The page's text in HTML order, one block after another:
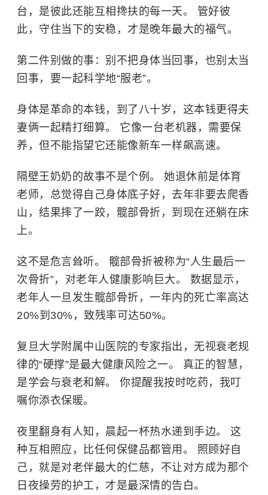
台，是彼此还能互相搀扶的每一天。 管好彼
此，守住当下的安稳，才是晚年最大的福气。
第二件别做的事：别不把身体当回事，也别太当
回事，要一起科学地“服老”。
身体是革命的本钱，到了八十岁，这本钱更得夫
妻俩一起精打细算。 它像一台老机器，需要保
养，但不能指望它还能像新车一样飙高速。
隔壁王奶奶的故事不是个例。 她退休前是体育
老师，总觉得自己身体底子好，去年非要去爬香
山，结果摔了一跤，髋部骨折，到现在还躺在床
上。
这不是危言耸听。 髋部骨折被称为“人生最后一
次骨折”，对老年人健康影响巨大。 数据显示，
老年人一旦发生髋部骨折，一年内的死亡率高达
20%到30%，致残率可达50%。
复旦大学附属中山医院的专家指出，无视衰老规
律的“硬撑”是最大健康风险之一。 真正的智慧，
是学会与衰老和解。 你提醒我按时吃药，我叮
嘱你添衣保暖。
夜里翻身有人知，晨起一杯热水递到手边。 这
种互相照应，比任何保健品都管用。 照顾好自
己，就是对老伴最大的仁慈，不让对方成为那个
日夜操劳的护工，才是最深情的告白。